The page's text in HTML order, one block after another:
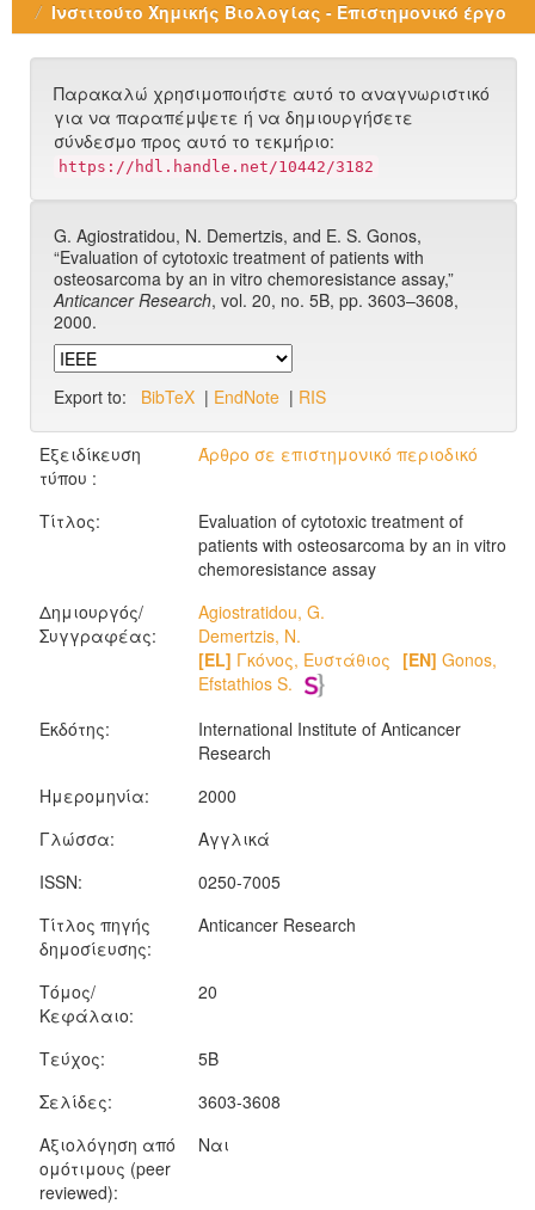
Ινστιτούτο Χημικής Βιολογίας - Επιστημονικό έργο
Παρακαλώ χρησιμοποιήστε αυτό το αναγνωριστικό
για να παραπέμψετε ή να δημιουργήσετε
σύνδεσμο προς αυτό το τεκμήριο:
https://hdl.handle.net/10442/3182
G. Agiostratidou, N. Demertzis, and E. S. Gonos,
“Evaluation of cytotoxic treatment of patients with
osteosarcoma by an in vitro chemoresistance assay,”
Anticancer Research, vol. 20, no. 5B, pp. 3603–3608,
2000.
Export to: BibTeX | EndNote | RIS
Εξειδίκευση
τύπου :
Άρθρο σε επιστημονικό περιοδικό
Τίτλος:
Evaluation of cytotoxic treatment of
patients with osteosarcoma by an in vitro
chemoresistance assay
Δημιουργός/
Συγγραφέας:
Agiostratidou, G.
Demertzis, N.
[EL] Γκόνος, Ευστάθιος [EN] Gonos,
Efstathios S.
Εκδότης:
International Institute of Anticancer
Research
Ημερομηνία:
2000
Γλώσσα:
Αγγλικά
ISSN:
0250-7005
Τίτλος πηγής
δημοσίευσης:
Anticancer Research
Τόμος/
Κεφάλαιο:
20
Τεύχος:
5B
Σελίδες:
3603-3608
Αξιολόγηση από
ομότιμους (peer
reviewed):
Ναι